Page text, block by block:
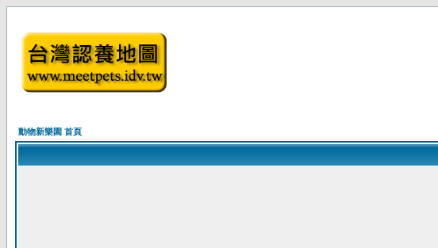
動物新樂園 首頁